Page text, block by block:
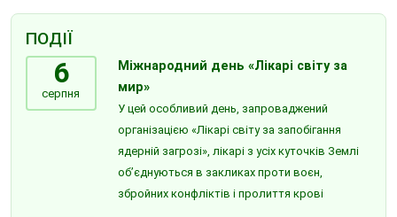
ПОДІЇ
6
серпня
Міжнародний день «Лікарі світу за
мир»
У цей особливий день, запроваджений
організацією «Лікарі світу за запобігання
ядерній загрозі», лікарі з усіх куточків Землі
об’єднуються в закликах проти воєн,
збройних конфліктів і пролиття крові